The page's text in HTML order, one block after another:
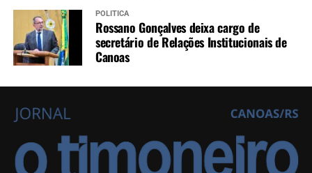
POLÍTICA
Rossano Gonçalves deixa cargo de
secretário de Relações Institucionais de
Canoas